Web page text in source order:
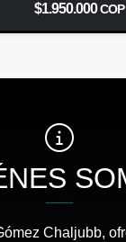
$1.950.000COP
Chaljubb,